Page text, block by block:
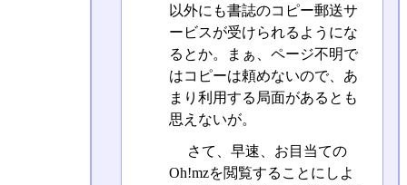
以外にも書誌のコピー郵送サ
ービスが受けられるようにな
るとか。まぁ、ページ不明で
はコピーは頼めないので、あ
まり利用する局面があるとも
思えないが。
さて、早速、お目当ての
Oh!mzを閲覧することにしよ